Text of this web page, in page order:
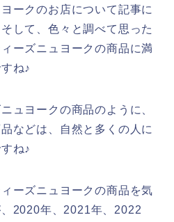
ークのお店について記事に
して、色々と調べて思った
ーズニュヨークの商品に満
ね♪
ュヨークの商品のように、
などは、自然と多くの人に
ね♪
ーズニュヨークの商品を気
2020年、2021年、2022